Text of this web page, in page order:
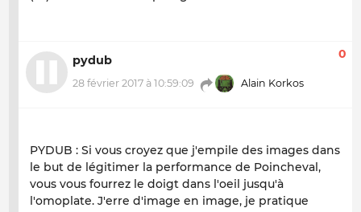
pydub
28 février 2017 à 10:59:09 Alain Korkos
0
PYDUB : Si vous croyez que j'empile des images dans
le but de légitimer la performance de Poincheval,
vous vous fourrez le doigt dans l'oeil jusqu'à
l'omoplate. J'erre d'image en image, je pratique